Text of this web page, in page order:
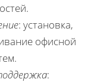
: установка,
офисной
: